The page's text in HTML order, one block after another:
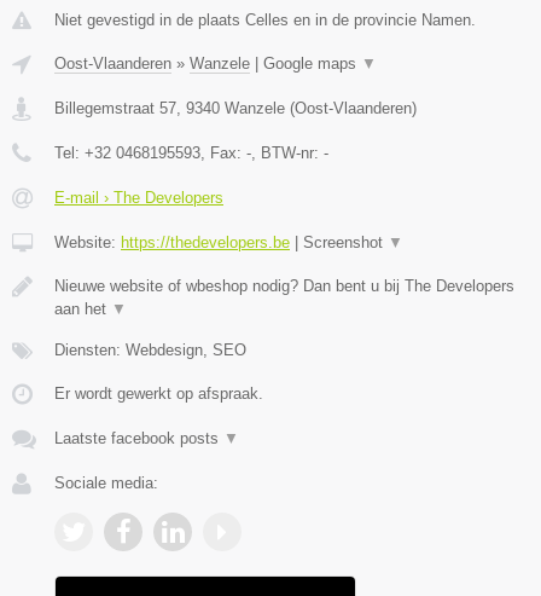
Niet gevestigd in de plaats Celles en in de provincie Namen.
Oost-Vlaanderen » Wanzele Google maps ▼
Billegemstraat 57 9340 Wanzele (Oost-Vlaanderen)
Tel: +32 0468195593 , Fax: - , BTW-nr: -
E-mail › The Developers
Website: https://thedevelopers.be Screenshot ▼
Nieuwe website of wbeshop nodig? Dan bent u bij The Developers
aan het ▼
Diensten: Webdesign, SEO
Er wordt gewerkt op afspraak.
Laatste facebook posts ▼
Sociale media: